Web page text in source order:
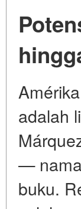
adalah
—
buku.